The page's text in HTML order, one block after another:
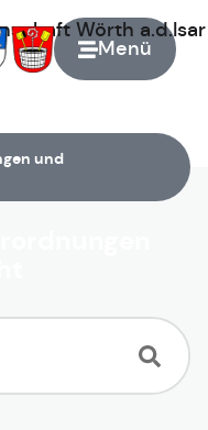
Menü
Wörth
und